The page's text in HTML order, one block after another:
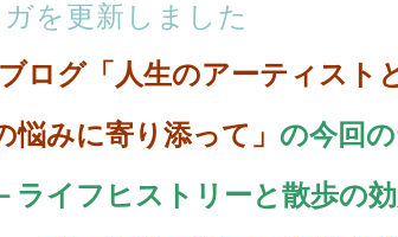
を更新しました
ブログ「 人生のアーティスト
り添って 」 の今回
ストリーと散歩の効